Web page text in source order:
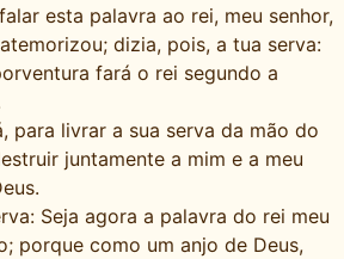
esta palavra ao rei, meu senhor,
dizia, pois, a tua serva:
fará o rei segundo a
para livrar a sua serva da mão do
juntamente a mim e a meu
Seja agora a palavra do rei meu
porque como um anjo de Deus,